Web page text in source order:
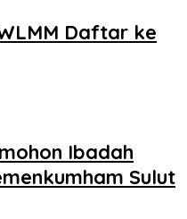
Daftar ke
Ibadah
Sulut